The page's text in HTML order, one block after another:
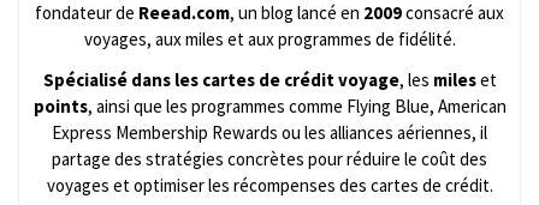
fondateur de Reead.com, un blog lancé en 2009consacré aux
voyages, aux miles et aux programmes de fidélité.
Spécialisé dans les cartes de crédit voyage, les mileset
points, ainsi que les programmes comme Flying Blue, American
Express Membership Rewards ou les alliances aériennes, il
partage des stratégies concrètes pour réduire le coût des
voyages et optimiser les récompenses des cartes de crédit.